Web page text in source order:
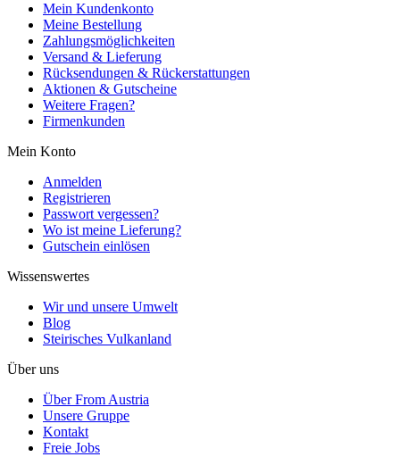
Mein Kundenkonto
Meine Bestellung
Zahlungsmöglichkeiten
Versand & Lieferung
Rücksendungen & Rückerstattungen
Aktionen & Gutscheine
Weitere Fragen?
Firmenkunden
Mein Konto
Anmelden
Registrieren
Passwort vergessen?
Wo ist meine Lieferung?
Gutschein einlösen
Wissenswertes
Wir und unsere Umwelt
Blog
Steirisches Vulkanland
Über uns
Über From Austria
Unsere Gruppe
Kontakt
Freie Jobs